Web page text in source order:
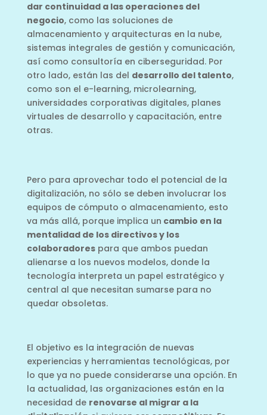
dar continuidad a las operaciones del
negocio, como las soluciones de
almacenamiento y arquitecturas en la nube,
sistemas integrales de gestión y comunicación,
así como consultoría en ciberseguridad. Por
otro lado, están las del desarrollo del talento,
como son el e-learning, microlearning,
universidades corporativas digitales, planes
virtuales de desarrollo y capacitación, entre
otras.
Pero para aprovechar todo el potencial de la
digitalización, no sólo se deben involucrar los
equipos de cómputo o almacenamiento, esto
va más allá, porque implica un cambio en la
mentalidad de los directivos y los
colaboradorespara que ambos puedan
alienarse a los nuevos modelos, donde la
tecnología interpreta un papel estratégico y
central al que necesitan sumarse para no
quedar obsoletas.
El objetivo es la integración de nuevas
experiencias y herramientas tecnológicas, por
lo que ya no puede considerarse una opción. En
la actualidad, las organizaciones están en la
necesidad de renovarse al migrar a la